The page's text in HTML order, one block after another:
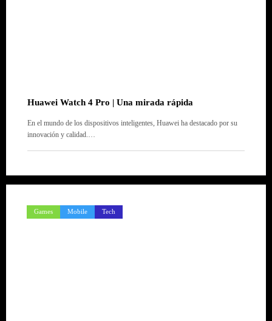
Huawei Watch 4 Pro | Una mirada rápida
En el mundo de los dispositivos inteligentes, Huawei ha destacado por su
innovación y calidad.…
Games Mobile Tech